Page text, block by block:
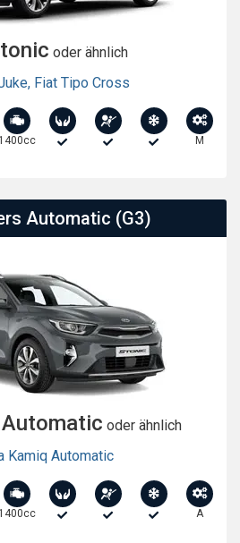
oder ähnlich
, Fiat Tipo Cross
1400cc M
Automatic (G3)
oder ähnlich
Kamiq Automatic
1400cc A